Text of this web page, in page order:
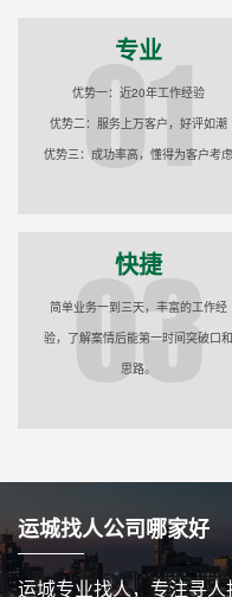
专业
优势一：近20年工作经验
优势二：服务上万客户，好评如潮
优势三：成功率高，懂得为客户考虑
快捷
简单业务一到三天，丰富的工作经
验，了解案情后能第一时间突破口和
思路。
运城找人公司哪家好
运城专业找人，专注寻人